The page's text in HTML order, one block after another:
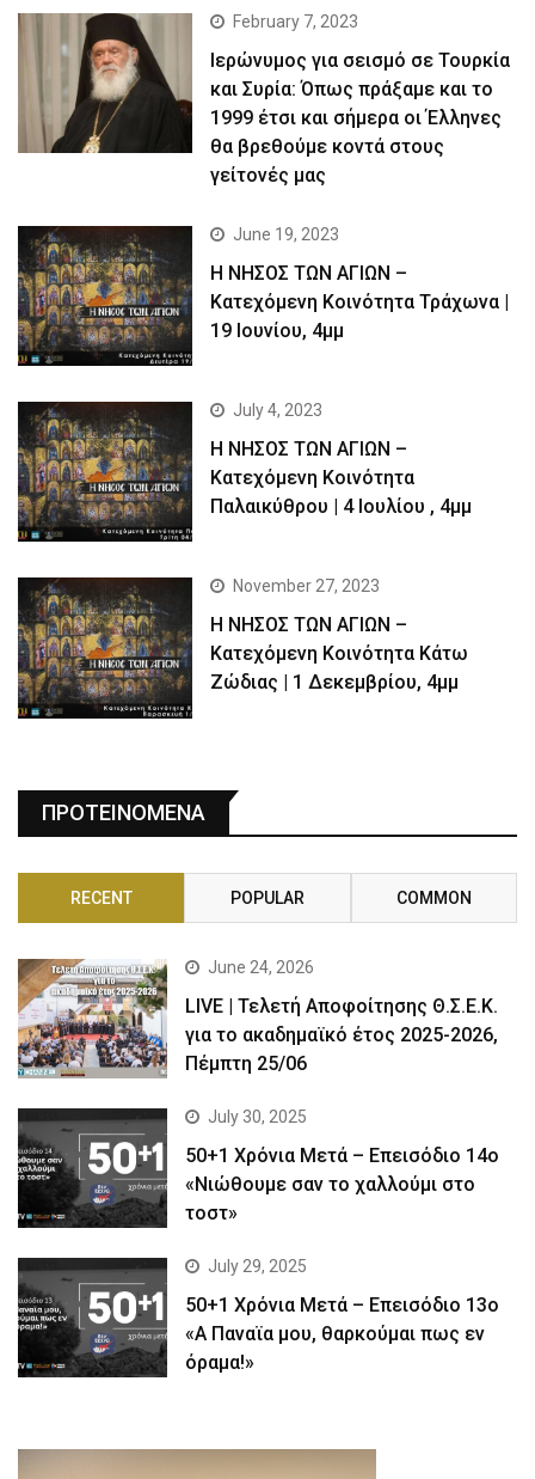
February 7, 2023
Ιερώνυμος για σεισμό σε Τουρκία
και Συρία: Όπως πράξαμε και το
1999 έτσι και σήμερα οι Έλληνες
θα βρεθούμε κοντά στους
γείτονές μας
June 19, 2023
Η ΝΗΣΟΣ ΤΩΝ ΑΓΙΩΝ –
Kατεχόμενη Κοινότητα Τράχωνα |
19 Ιουνίου, 4μμ
July 4, 2023
Η ΝΗΣΟΣ ΤΩΝ ΑΓΙΩΝ –
Kατεχόμενη Κοινότητα
Παλαικύθρου | 4 Ιουλίου , 4μμ
November 27, 2023
Η ΝΗΣΟΣ ΤΩΝ ΑΓΙΩΝ –
Κατεχόμενη Κοινότητα Κάτω
Ζώδιας | 1 Δεκεμβρίου, 4μμ
ΠΡΟΤΕΙΝΟΜΕΝΑ
RECENT POPULAR COMMON
June 24, 2026
LIVE | Τελετή Αποφοίτησης Θ.Σ.Ε.Κ.
για το ακαδημαϊκό έτος 2025-2026,
Πέμπτη 25/06
July 30, 2025
50+1 Χρόνια Μετά – Επεισόδιο 14ο
«Νιώθουμε σαν το χαλλούμι στο
τοστ»
July 29, 2025
50+1 Χρόνια Μετά – Επεισόδιο 13ο
«Α Παναϊα μου, θαρκούμαι πως εν
όραμα!»